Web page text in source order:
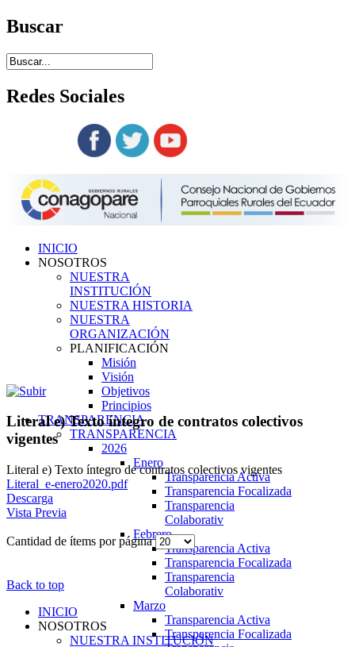
Buscar
Redes Sociales
INICIO
NOSOTROS
NUESTRA
INSTITUCIÓN
NUESTRA HISTORIA
NUESTRA
ORGANIZACIÓN
PLANIFICACIÓN
Misión
Visión
Objetivos
Principios
TRANSPARENCIA
TRANSPARENCIA
2026
Enero
Transparencia Activa
Transparencia Focalizada
Transparencia
Colaborativ
Febrero
Transparencia Activa
Transparencia Focalizada
Transparencia
Colaborativ
Marzo
Transparencia Activa
Transparencia Focalizada
Literal e) Texto íntegro de contratos colectivos
vigentes
Literal e) Texto íntegro de contratos colectivos vigentes
Literal_e-enero2020.pdf
Descarga
Vista Previa
Cantidad de ítems por página
Back to top
INICIO
NOSOTROS
NUESTRA INSTITUCIÓN